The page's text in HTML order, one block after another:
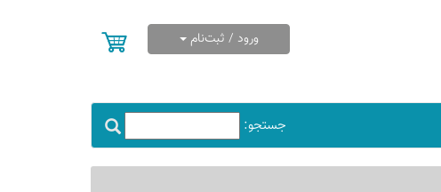
ورود / ثبت‌نام
جستجو: